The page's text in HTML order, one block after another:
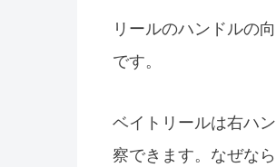
リールのハンドルの
です。
ベイトリールは右ハ
察できます。なぜな